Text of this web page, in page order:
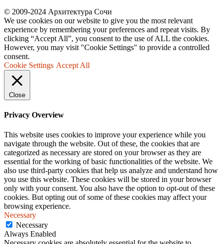
© 2009-2024 Архитектура Сочи
We use cookies on our website to give you the most relevant
experience by remembering your preferences and repeat visits. By
clicking “Accept All”, you consent to the use of ALL the cookies.
However, you may visit "Cookie Settings" to provide a controlled
consent.
Cookie Settings Accept All
Close
Privacy Overview
This website uses cookies to improve your experience while you
navigate through the website. Out of these, the cookies that are
categorized as necessary are stored on your browser as they are
essential for the working of basic functionalities of the website. We
also use third-party cookies that help us analyze and understand how
you use this website. These cookies will be stored in your browser
only with your consent. You also have the option to opt-out of these
cookies. But opting out of some of these cookies may affect your
browsing experience.
Necessary
Necessary
Always Enabled